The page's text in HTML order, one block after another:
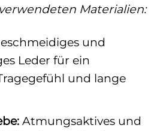
Materialien:
und
Leder für ein
und lange
Atmungsaktives und